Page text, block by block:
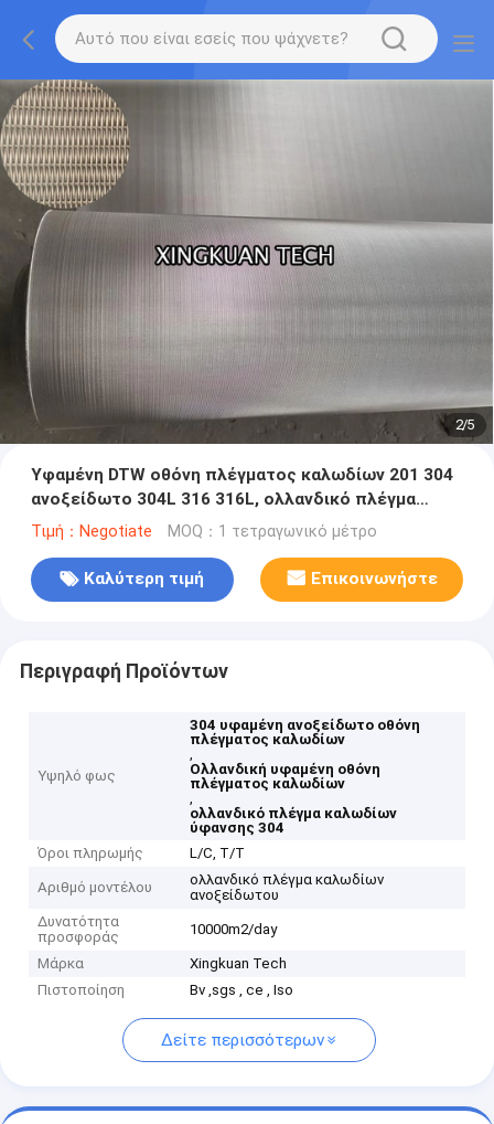
2/5
Υφαμένη DTW οθόνη πλέγματος καλωδίων 201 304
ανοξείδωτο 304L 316 316L, ολλανδικό πλέγμα
καλωδίων
Τιμή：Negotiate MOQ：1 τετραγωνικό μέτρο
Καλύτερη τιμή Επικοινωνήστε
Περιγραφή Προϊόντων
Υψηλό φως
304 υφαμένη ανοξείδωτο οθόνη
πλέγματος καλωδίων
,
Ολλανδική υφαμένη οθόνη
πλέγματος καλωδίων
,
ολλανδικό πλέγμα καλωδίων
ύφανσης 304
Όροι πληρωμής
L/C, T/T
Αριθμό μοντέλου
ολλανδικό πλέγμα καλωδίων
ανοξείδωτου
Δυνατότητα
προσφοράς
10000m2/day
Μάρκα
Xingkuan Tech
Πιστοποίηση
Bv ,sgs , ce , Iso
Δείτε περισσότερων